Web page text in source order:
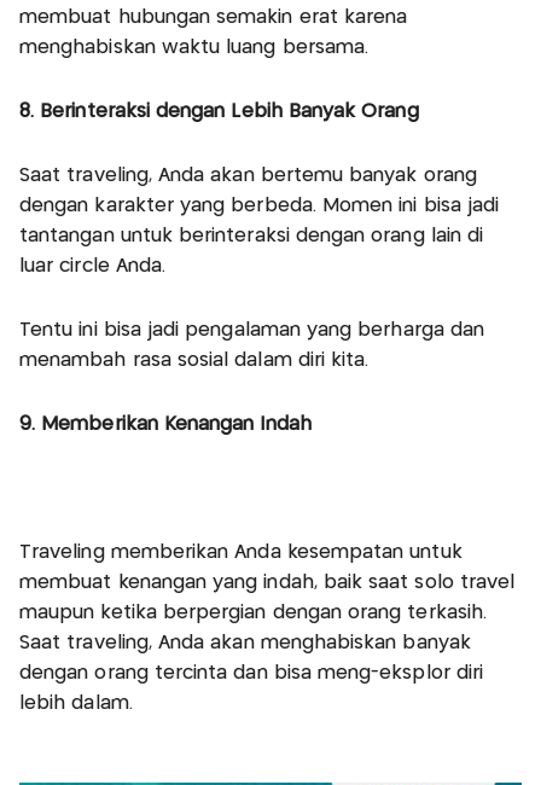
membuat hubungan semakin erat karena
menghabiskan waktu luang bersama.
8. Berinteraksi dengan Lebih Banyak Orang
Saat traveling, Anda akan bertemu banyak orang
dengan karakter yang berbeda. Momen ini bisa jadi
tantangan untuk berinteraksi dengan orang lain di
luar circle Anda.
Tentu ini bisa jadi pengalaman yang berharga dan
menambah rasa sosial dalam diri kita.
9. Memberikan Kenangan Indah
Traveling memberikan Anda kesempatan untuk
membuat kenangan yang indah, baik saat solo travel
maupun ketika berpergian dengan orang terkasih.
Saat traveling, Anda akan menghabiskan banyak
dengan orang tercinta dan bisa meng-eksplor diri
lebih dalam.